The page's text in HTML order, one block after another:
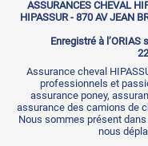
ASSURANCES CHEVAL
HIPASSUR - 870 AV JEAN
Enregistré à
Assurance cheval
professionnels et
assurance poney,
assurance des camions de
Nous sommes présent dans
nous